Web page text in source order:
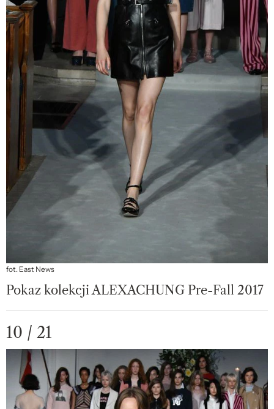
fot. East News
Pokaz kolekcji ALEXACHUNG Pre-Fall 2017
10 / 21